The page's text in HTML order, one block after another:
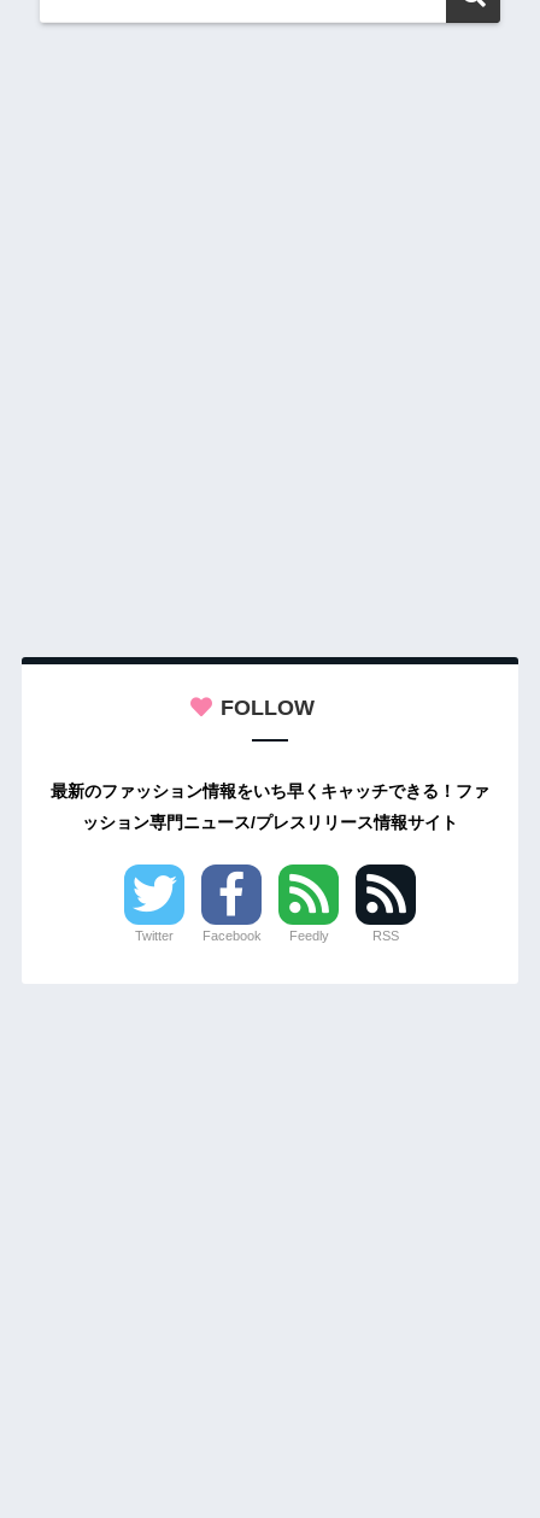
FOLLOW
最新のファッション情報をいち早くキャッチできる！ファ
ッション専門ニュース/プレスリリース情報サイト
Twitter Facebook Feedly RSS